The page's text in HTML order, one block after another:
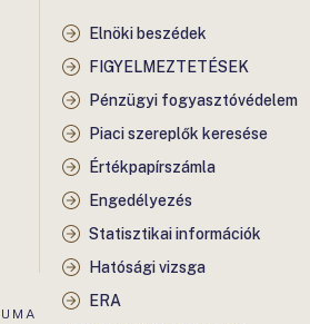
Elnöki beszédek
FIGYELMEZTETÉSEK
Pénzügyi fogyasztóvédelem
Piaci szereplők keresése
Értékpapírszámla
Engedélyezés
Statisztikai információk
Hatósági vizsga
ERA